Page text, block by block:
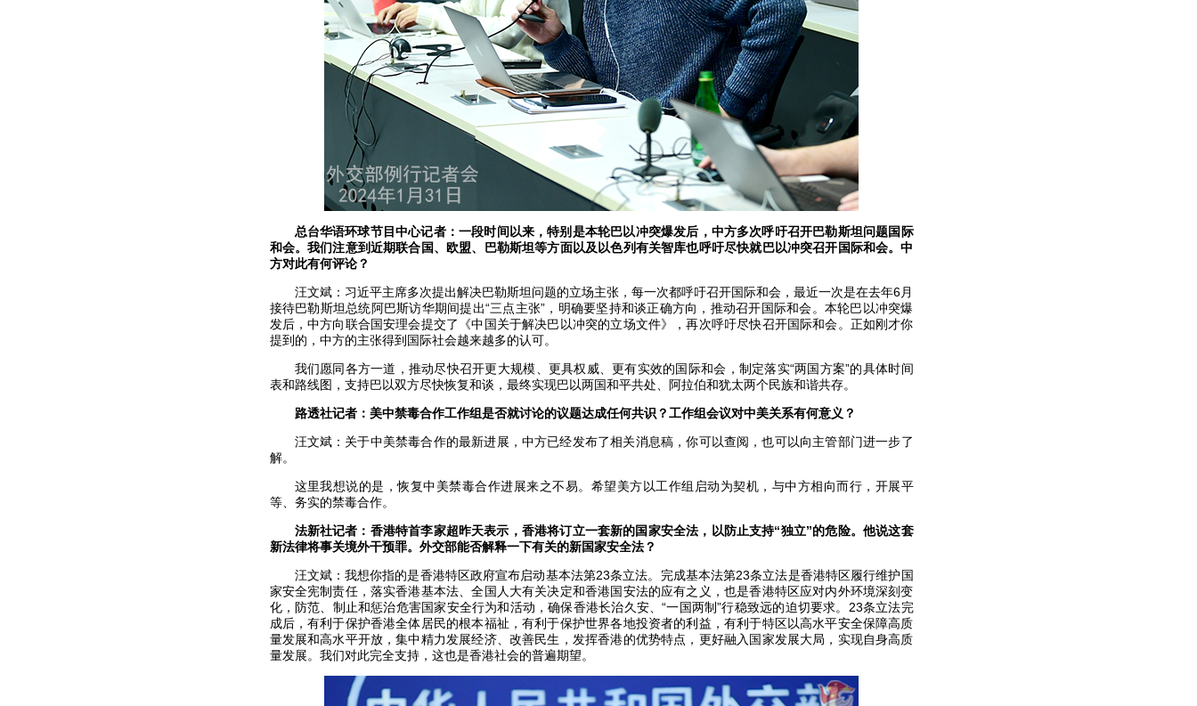
总台华语环球节目中心记者：一段时间以来，特别是本轮巴以冲突爆发后，中方多次呼吁召开巴勒斯坦问题国际
和会。我们注意到近期联合国、欧盟、巴勒斯坦等方面以及以色列有关智库也呼吁尽快就巴以冲突召开国际和会。中
方对此有何评论？
汪文斌：习近平主席多次提出解决巴勒斯坦问题的立场主张，每一次都呼吁召开国际和会，最近一次是在去年6月
接待巴勒斯坦总统阿巴斯访华期间提出“三点主张”，明确要坚持和谈正确方向，推动召开国际和会。本轮巴以冲突爆
发后，中方向联合国安理会提交了《中国关于解决巴以冲突的立场文件》，再次呼吁尽快召开国际和会。正如刚才你
提到的，中方的主张得到国际社会越来越多的认可。
我们愿同各方一道，推动尽快召开更大规模、更具权威、更有实效的国际和会，制定落实“两国方案”的具体时间
表和路线图，支持巴以双方尽快恢复和谈，最终实现巴以两国和平共处、阿拉伯和犹太两个民族和谐共存。
路透社记者：美中禁毒合作工作组是否就讨论的议题达成任何共识？工作组会议对中美关系有何意义？
汪文斌：关于中美禁毒合作的最新进展，中方已经发布了相关消息稿，你可以查阅，也可以向主管部门进一步了
解。
这里我想说的是，恢复中美禁毒合作进展来之不易。希望美方以工作组启动为契机，与中方相向而行，开展平
等、务实的禁毒合作。
法新社记者：香港特首李家超昨天表示，香港将订立一套新的国家安全法，以防止支持“独立”的危险。他说这套
新法律将事关境外干预罪。外交部能否解释一下有关的新国家安全法？
汪文斌：我想你指的是香港特区政府宣布启动基本法第23条立法。完成基本法第23条立法是香港特区履行维护国
家安全宪制责任，落实香港基本法、全国人大有关决定和香港国安法的应有之义，也是香港特区应对内外环境深刻变
化，防范、制止和惩治危害国家安全行为和活动，确保香港长治久安、“一国两制”行稳致远的迫切要求。23条立法完
成后，有利于保护香港全体居民的根本福祉，有利于保护世界各地投资者的利益，有利于特区以高水平安全保障高质
量发展和高水平开放，集中精力发展经济、改善民生，发挥香港的优势特点，更好融入国家发展大局，实现自身高质
量发展。我们对此完全支持，这也是香港社会的普遍期望。